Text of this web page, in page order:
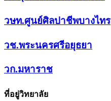
วษท.ศูนย์ศิลปาชีพบางไทร
วช.พระนครศรีอยุธยา
วก.มหาราช
ที่อยู่วิทยาลัย